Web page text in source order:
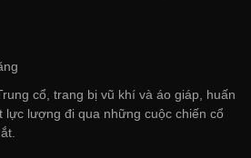
cổ, trang bị vũ khí và áo giáp, huấn
lực lượng đi qua những cuộc chiến cổ